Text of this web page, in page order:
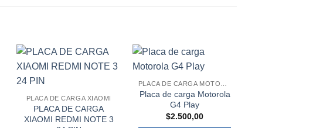
PLACA DE CARGA XIAOMI
PLACA DE CARGA
XIAOMI REDMI NOTE 3
Placa de carga Motorola
G4 Play
$2.500,00